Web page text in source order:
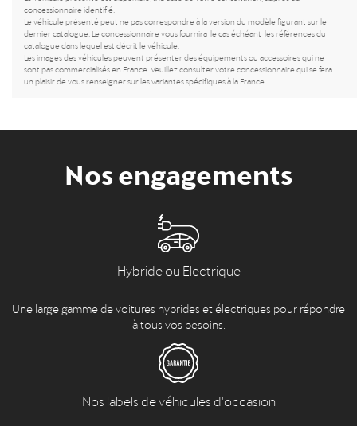
concessionnaire identifié.
Le véhicule présenté peut ne pas correspondre à la version du modèle figurant sur le
dernier catalogue. Le concessionnaire vous fournira, le cas échéant, les références du
catalogue dans lequel est décrit le véhicule.
Les images des véhicules peuvent présenter des équipements ou accessoires qui ne
sont pas commercialisés en France. Veuillez consulter votre concessionnaire qui se fera
un plaisir de vous renseigner sur les variantes spécifiques à la France.
Nos engagements
Hybride ou Electrique
Une large gamme de voitures hybrides et électriques pour répondre
à tous vos besoins.
Nos labels de véhicules d'occasion